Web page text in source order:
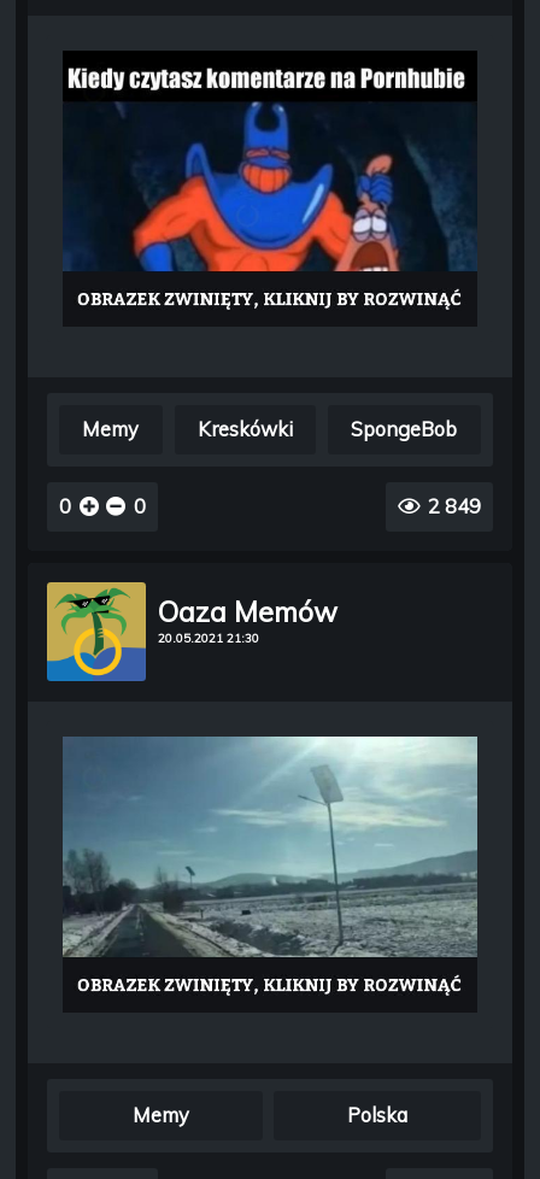
Memy Kreskówki SpongeBob
0 0 2 849
Oaza Memów
20.05.2021 21:30
Memy Polska